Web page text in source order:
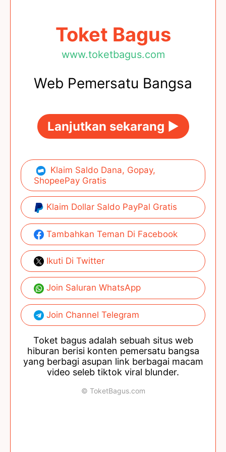
Toket Bagus
www.toketbagus.com
Web Pemersatu Bangsa
Lanjutkan sekarang ►
Klaim Saldo Dana, Gopay,
ShopeePay Gratis
Klaim Dollar Saldo PayPal Gratis
Tambahkan Teman Di Facebook
Ikuti Di Twitter
Join Saluran WhatsApp
Join Channel Telegram
Toket bagus adalah sebuah situs web
hiburan berisi konten pemersatu bangsa
yang berbagi asupan link berbagai macam
video seleb tiktok viral blunder.
© ToketBagus.com